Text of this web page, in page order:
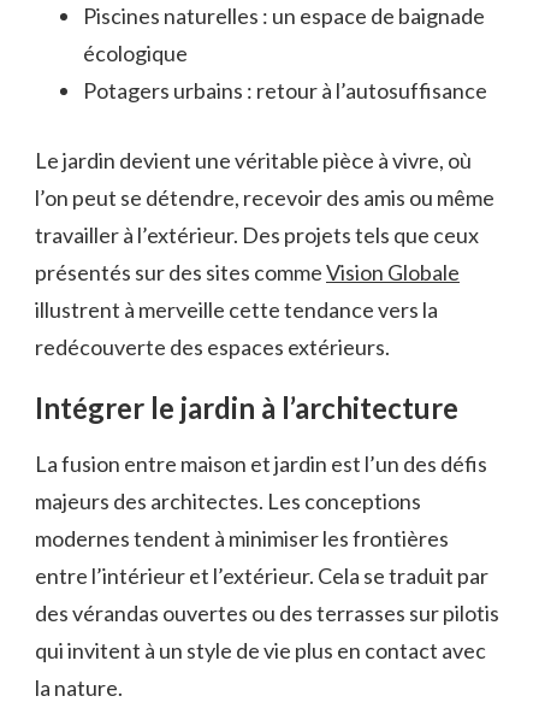
Piscines naturelles : un espace de baignade
écologique
Potagers urbains : retour à l’autosuffisance
Le jardin devient une véritable pièce à vivre, où
l’on peut se détendre, recevoir des amis ou même
travailler à l’extérieur. Des projets tels que ceux
présentés sur des sites commeVision Globale
illustrent à merveille cette tendance vers la
redécouverte des espaces extérieurs.
Intégrer le jardin à l’architecture
La fusion entre maison et jardin est l’un des défis
majeurs des architectes. Les conceptions
modernes tendent à minimiser les frontières
entre l’intérieur et l’extérieur. Cela se traduit par
des vérandas ouvertes ou des terrasses sur pilotis
qui invitent à un style de vie plus en contact avec
la nature.